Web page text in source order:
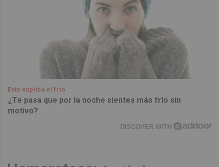
Esto explica el frío
¿Te pasa que por la noche sientes más frío sin
motivo?
DISCOVER WITH